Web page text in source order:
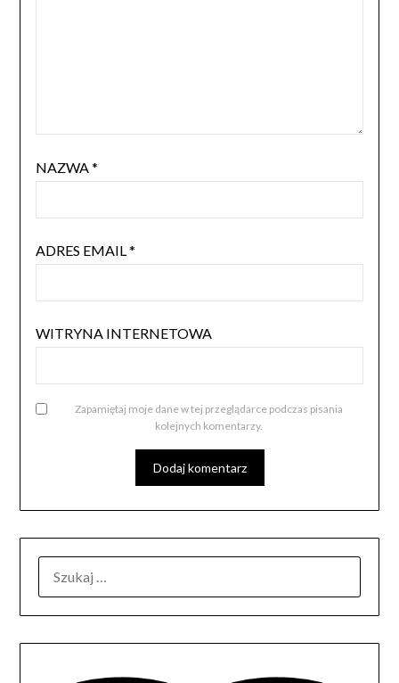
NAZWA*
ADRES EMAIL*
WITRYNA INTERNETOWA
Zapamiętaj moje dane w tej przeglądarce podczas pisania
kolejnych komentarzy.